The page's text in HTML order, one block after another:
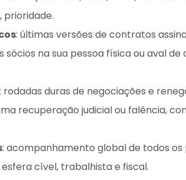
prioridade.
: últimas versões de contratos
sócios na sua pessoa física ou aval
: rodadas duras de negociações e
recuperação judicial ou falência,
: acompanhamento global de todos
cível, trabalhista e fiscal.